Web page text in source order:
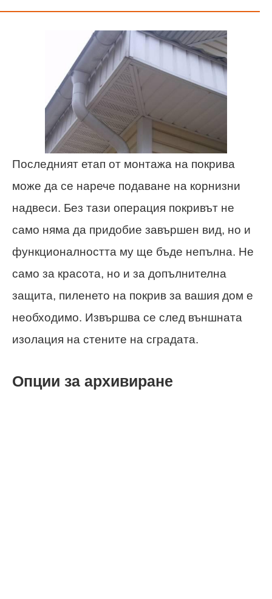
Последният етап от монтажа на покрива
може да се нарече подаване на корнизни
надвеси. Без тази операция покривът не
само няма да придобие завършен вид, но и
функционалността му ще бъде непълна. Не
само за красота, но и за допълнителна
защита, пиленето на покрив за вашия дом е
необходимо. Извършва се след външната
изолация на стените на сградата.
Опции за архивиране